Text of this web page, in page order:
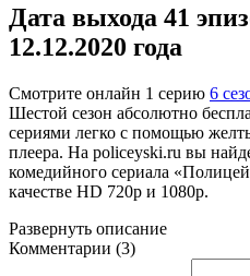
Дата выхода 41
12.12.2020 года
Смотрите онлайн 1 серию 6
Шестой сезон абсолютно
сериями легко с помощью
плеера. На policeyski.ru вы
комедийного сериала
качестве HD 720p и 1080p.
Развернуть описание
Комментарии (3)